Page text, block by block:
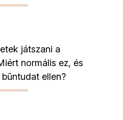
játszani a
normális ez, és
ellen?